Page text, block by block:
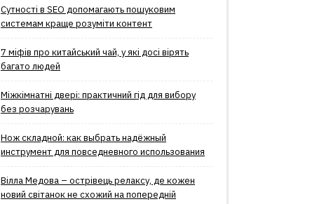
Сутності в SEO допомагають пошуковим
системам краще розуміти контент
7 міфів про китайський чай, у які досі вірять
багато людей
Міжкімнатні двері: практичний гід для вибору
без розчарувань
Нож складной: как выбрать надёжный
инструмент для повседневного использования
Вілла Медова – острівець релаксу, де кожен
новий світанок не схожий на попередній